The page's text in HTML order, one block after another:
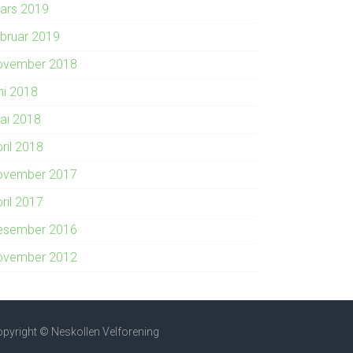
2019
2019
2018
2018
2018
2018
2017
2017
2016
2012
© Neskollen Velforening